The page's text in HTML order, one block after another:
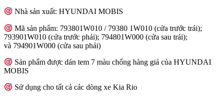
Nhà sản xuất: HYUNDAI MOBIS
Mã sản phẩm: 793801W010 / 79380 1W010 (cửa trước trái);
793901W010 (cửa trước phải); 794801W000 (cửa sau trái);
và 794901W000 (cửa sau phải)
Sản phẩm được dán tem 7 màu chống hàng giả của HYUNDAI
MOBIS
Sử dụng cho tất cả các dòng xe Kia Rio